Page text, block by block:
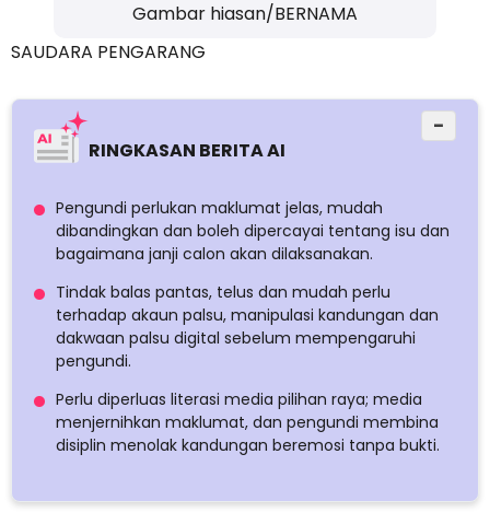
Gambar hiasan/BERNAMA
SAUDARA PENGARANG
RINGKASAN BERITA AI
−
Pengundi perlukan maklumat jelas, mudah
dibandingkan dan boleh dipercayai tentang isu dan
bagaimana janji calon akan dilaksanakan.
Tindak balas pantas, telus dan mudah perlu
terhadap akaun palsu, manipulasi kandungan dan
dakwaan palsu digital sebelum mempengaruhi
pengundi.
Perlu diperluas literasi media pilihan raya; media
menjernihkan maklumat, dan pengundi membina
disiplin menolak kandungan beremosi tanpa bukti.